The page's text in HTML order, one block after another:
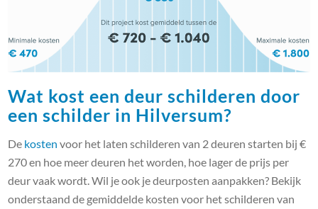
Wat kost een deur schilderen door
een schilder in Hilversum?
De kosten voor het laten schilderen van 2 deuren starten bij €
270 en hoe meer deuren het worden, hoe lager de prijs per
deur vaak wordt. Wil je ook je deurposten aanpakken? Bekijk
onderstaand de gemiddelde kosten voor het schilderen van